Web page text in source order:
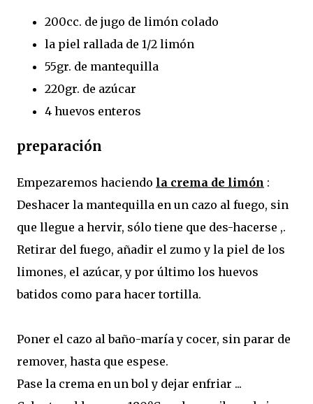
200cc. de jugo de limón colado
la piel rallada de 1/2 limón
55gr. de mantequilla
220gr. de azúcar
4 huevos enteros
preparación
Empezaremos haciendo la crema de limón :
Deshacer la mantequilla en un cazo al fuego, sin
que llegue a hervir, sólo tiene que des-hacerse ,.
Retirar del fuego, añadir el zumo y la piel de los
limones, el azúcar, y por último los huevos
batidos como para hacer tortilla.
Poner el cazo al baño-maría y cocer, sin parar de
remover, hasta que espese.
Pase la crema en un bol y dejar enfriar ...